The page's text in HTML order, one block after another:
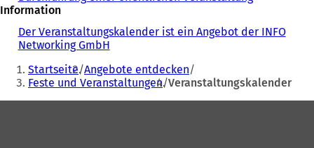
Information
Der Veranstaltungskalender ist ein Angebot der INFO
Networking GmbH
Sie
befinden
sich
Startseite Angebote entdecken
Feste und Veranstaltungen Veranstaltungskalender